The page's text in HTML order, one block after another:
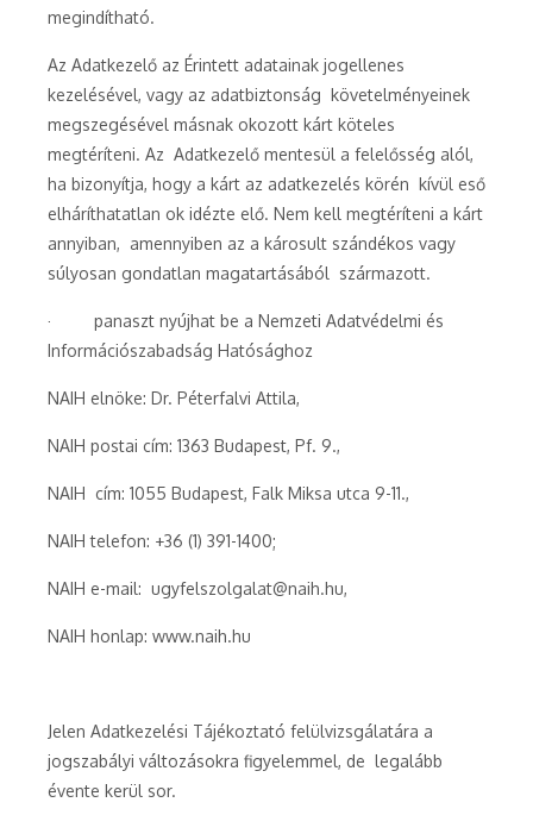
megindítható.
Az Adatkezelő az Érintett adatainak jogellenes
kezelésével, vagy az adatbiztonság követelményeinek
megszegésével másnak okozott kárt köteles
megtéríteni. Az Adatkezelő mentesül a felelősség alól,
ha bizonyítja, hogy a kárt az adatkezelés körén kívül eső
elháríthatatlan ok idézte elő. Nem kell megtéríteni a kárt
annyiban, amennyiben az a károsult szándékos vagy
súlyosan gondatlan magatartásából származott.
· panaszt nyújhat be a Nemzeti Adatvédelmi és
Információszabadság Hatósághoz
NAIH elnöke: Dr. Péterfalvi Attila,
NAIH postai cím: 1363 Budapest, Pf. 9.,
NAIH cím: 1055 Budapest, Falk Miksa utca 9-11.,
NAIH telefon: +36 (1) 391-1400;
NAIH e-mail: ugyfelszolgalat@naih.hu,
NAIH honlap: www.naih.hu
Jelen Adatkezelési Tájékoztató felülvizsgálatára a
jogszabályi változásokra figyelemmel, de legalább
évente kerül sor.